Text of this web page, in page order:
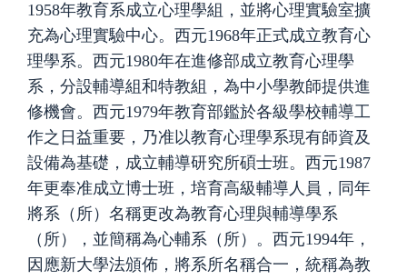
1958年教育系成立心理學組，並將心理實驗室擴
充為心理實驗中心。西元1968年正式成立教育心
理學系。西元1980年在進修部成立教育心理學
系，分設輔導組和特教組，為中小學教師提供進
修機會。西元1979年教育部鑑於各級學校輔導工
作之日益重要，乃准以教育心理學系現有師資及
設備為基礎，成立輔導研究所碩士班。西元1987
年更奉准成立博士班，培育高級輔導人員，同年
將系（所）名稱更改為教育心理與輔導學系
（所），並簡稱為心輔系（所）。西元1994年，
因應新大學法頒佈，將系所名稱合一，統稱為教